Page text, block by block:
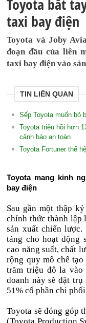
Toyota bắt
taxi bay điện
Toyota và Joby
đoạn đầu của liên
taxi bay điện vào
TIN LIÊN QUAN
Sếp Toyota muốn bỏ
Toyota triệu hồi hơn
cảnh báo an toàn
Toyota Fortuner thế
Toyota mang kinh
bay điện
Sau gần một thập
chính thức thành lập
sản xuất chiến
tảng cho hoạt động
cao năng suất, chất
rộng quy mô chế
trăm triệu đô la vào
doanh này sẽ đặt
51% cổ phần chi
Toyota sẽ đóng góp